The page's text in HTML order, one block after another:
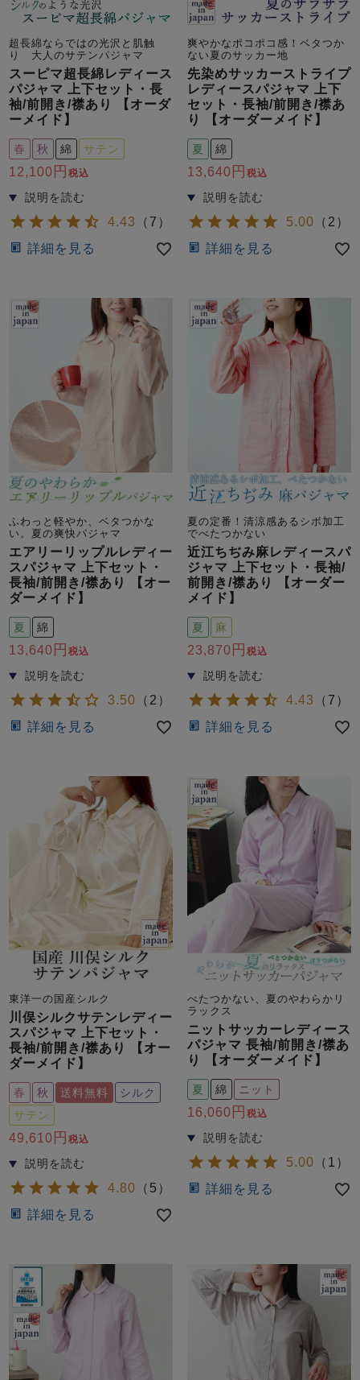
超長綿ならではの光沢と肌触
り 大人のサテンパジャマ
スーピマ超長綿レディース
パジャマ 上下セット・長
袖/前開き/襟あり 【オーダ
ーメイド】
春 秋 綿 サテン
12,100 税込
4.43 （ 7 ）
詳細を見る
爽やかなポコポコ感！ベタつか
ない夏のサッカー地
先染めサッカーストライプ
レディースパジャマ 上下
セット・長袖/前開き/襟あ
り 【オーダーメイド】
夏 綿
13,640 税込
5.00 （ 2 ）
詳細を見る
ふわっと軽やか、ベタつかな
い。夏の爽快パジャマ
エアリーリップルレディー
スパジャマ 上下セット・
長袖/前開き/襟あり 【オー
ダーメイド】
夏 綿
13,640 税込
3.50 （ 2 ）
詳細を見る
夏の定番！清涼感あるシボ加工
でべたつかない
近江ちぢみ麻レディースパ
ジャマ 上下セット・長袖/
前開き/襟あり 【オーダー
メイド】
夏 麻
23,870 税込
4.43 （ 7 ）
詳細を見る
東洋一の国産シルク
川俣シルクサテンレディー
スパジャマ 上下セット・
長袖/前開き/襟あり 【オー
ダーメイド】
春 秋 送料無料
シルク
サテン
49,610 税込
4.80 （ 5 ）
詳細を見る
べたつかない、夏のやわらかリ
ラックス
ニットサッカーレディース
パジャマ 長袖/前開き/襟あ
り 【オーダーメイド】
夏 綿 ニット
16,060 税込
5.00 （ 1 ）
詳細を見る